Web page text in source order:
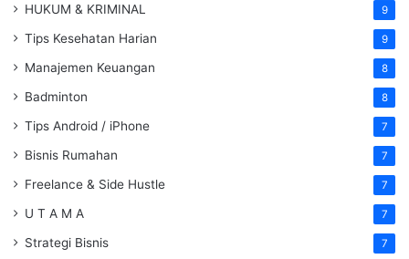
HUKUM & KRIMINAL 9
Tips Kesehatan Harian 9
Manajemen Keuangan 8
Badminton 8
Tips Android / iPhone 7
Bisnis Rumahan 7
Freelance & Side Hustle 7
U T A M A 7
Strategi Bisnis 7